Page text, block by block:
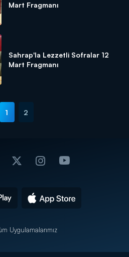
Mart Fragmanı
Sahrap'la Lezzetli Sofralar 12
Mart Fragmanı
1 2
Uygulamalarımız